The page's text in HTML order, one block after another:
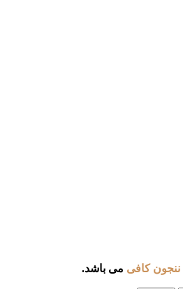
ننجون کافی می باشد.